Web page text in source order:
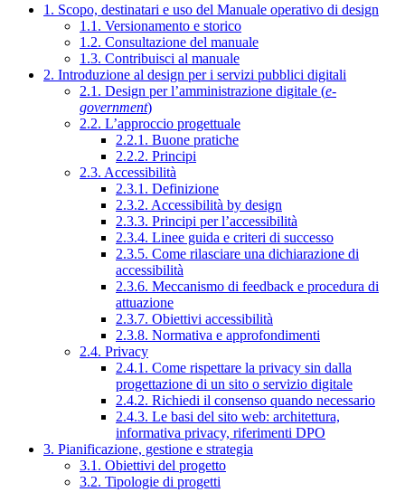
1. Scopo, destinatari e uso del Manuale operativo di design
1.1. Versionamento e storico
1.2. Consultazione del manuale
1.3. Contribuisci al manuale
2. Introduzione al design per i servizi pubblici digitali
2.1. Design per l’amministrazione digitale (e-
government)
2.2. L’approccio progettuale
2.2.1. Buone pratiche
2.2.2. Principi
2.3. Accessibilità
2.3.1. Definizione
2.3.2. Accessibilità by design
2.3.3. Principi per l’accessibilità
2.3.4. Linee guida e criteri di successo
2.3.5. Come rilasciare una dichiarazione di
accessibilità
2.3.6. Meccanismo di feedback e procedura di
attuazione
2.3.7. Obiettivi accessibilità
2.3.8. Normativa e approfondimenti
2.4. Privacy
2.4.1. Come rispettare la privacy sin dalla
progettazione di un sito o servizio digitale
2.4.2. Richiedi il consenso quando necessario
2.4.3. Le basi del sito web: architettura,
informativa privacy, riferimenti DPO
3. Pianificazione, gestione e strategia
3.1. Obiettivi del progetto
3.2. Tipologie di progetti